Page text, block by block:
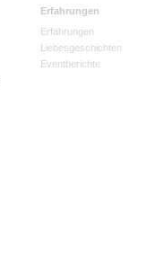
Erfahrungen
Erfahrungen
Liebesgeschichten
Eventberichte